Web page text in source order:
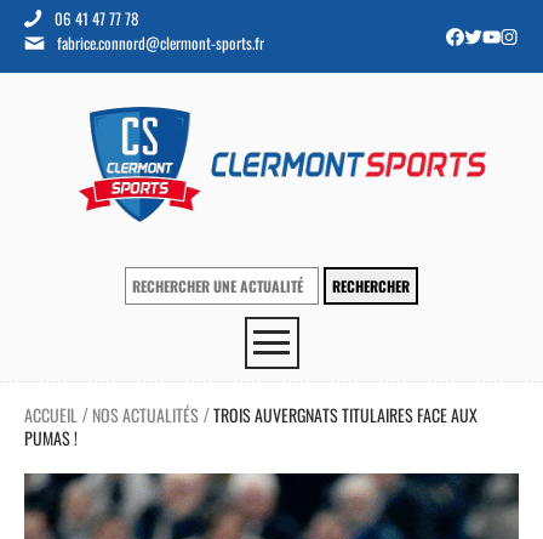
06 41 47 77 78
fabrice.connord@clermont-sports.fr
ACCUEIL / NOS ACTUALITÉS /TROIS AUVERGNATS TITULAIRES FACE AUX
PUMAS !